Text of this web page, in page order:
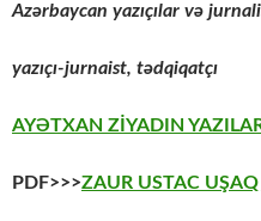
Azərbaycan yazıçılar və
yazıçı-jurnaist, tədqiqatçı
AYƏTXAN ZİYADIN
PDF>>>ZAUR USTAC UŞAQ